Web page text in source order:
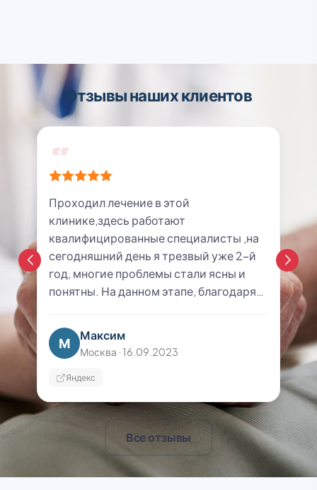
Отзывы наших клиентов
Проходил лечение в этой
клинике,здесь работают
квалифицированные специалисты ,на
сегодняшний день я трезвый уже 2-й
год, многие проблемы стали ясны и
понятны. На данном этапе, благодаря
дальше.
М Максим
Москва · 16.09.2023
Яндекс
Все отзывы